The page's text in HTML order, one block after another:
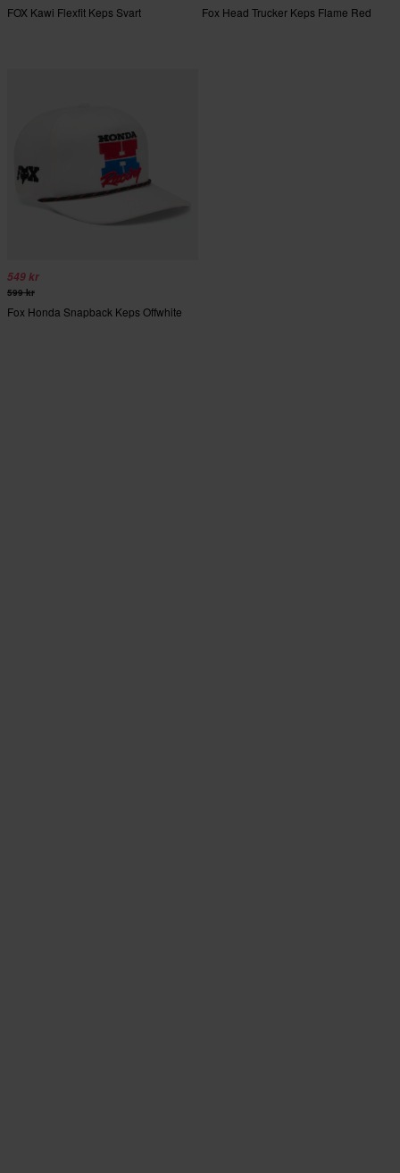
FOX Kawi Flexfit Keps Svart Fox Head Trucker Keps Flame Red
549 kr
599 kr
Fox Honda Snapback Keps Offwhite